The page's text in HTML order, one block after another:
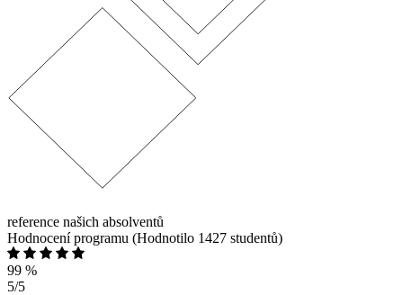
reference našich absolventů
Hodnocení programu (Hodnotilo 1427 studentů)
99 %
5/5